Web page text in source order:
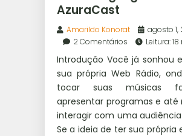
AzuraCast
Amarildo Konorat
agosto 1,
2 Comentários
Leitura:
Introdução Você já sonhou
sua própria Web Rádio,
tocar suas músicas
apresentar programas e até
interagir com uma audiência
Se a ideia de ter sua própria